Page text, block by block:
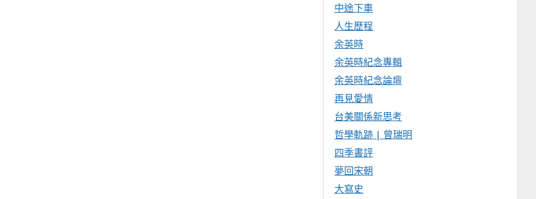
中途下車
人生歷程
余英時
余英時紀念專輯
余英時紀念論壇
再見愛情
台美關係新思考
哲學軌跡 | 曾瑞明
四季書評
夢回宋朝
大寫史